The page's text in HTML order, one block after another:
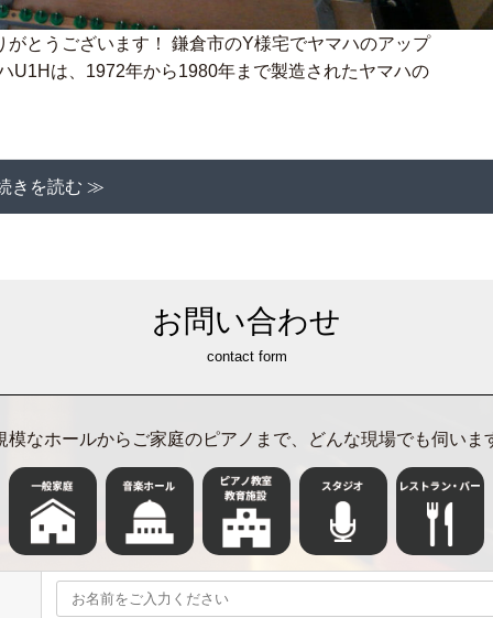
とうございます！ 鎌倉市のY様宅でヤマハのアップ
U1Hは、1972年から1980年まで製造されたヤマハの
きを読む ≫
お問い合わせ
contact form
模なホールからご家庭のピアノまで、どんな現場でも伺いま